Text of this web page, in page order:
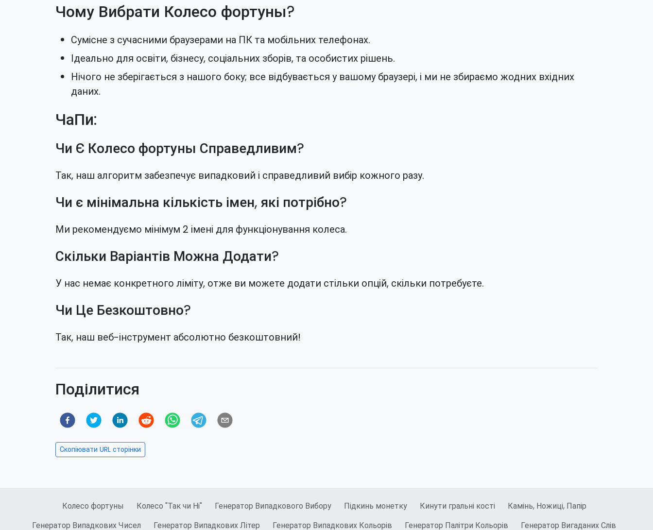
Чому Вибрати Колесо фортуны?
Сумісне з сучасними браузерами на ПК та мобільних телефонах.
Ідеально для освіти, бізнесу, соціальних зборів, та особистих рішень.
Нічого не зберігається з нашого боку; все відбувається у вашому браузері, і ми не збираємо жодних вхідних
даних.
ЧаПи:
Чи Є Колесо фортуны Справедливим?
Так, наш алгоритм забезпечує випадковий і справедливий вибір кожного разу.
Чи є мінімальна кількість імен, які потрібно?
Ми рекомендуємо мінімум 2 імені для функціонування колеса.
Скільки Варіантів Можна Додати?
У нас немає конкретного ліміту, отже ви можете додати стільки опцій, скільки потребуєте.
Чи Це Безкоштовно?
Так, наш веб-інструмент абсолютно безкоштовний!
Поділитися
Скопіювати URL сторінки
Колесо фортуны Колесо "Так чи Ні" Генератор Випадкового Вибору Підкинь монетку Кинути гральні кості
Камінь, Ножиці, Папір
Генератор Випадкових Чисел
Генератор Випадкових Літер Генератор Випадкових Кольорів Генератор Палітри Кольорів Генератор Вигаданих Слів